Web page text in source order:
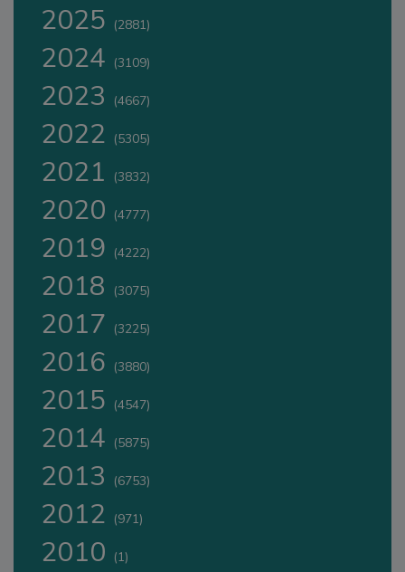
2025 (2881)
2024 (3109)
2023 (4667)
2022 (5305)
2021 (3832)
2020 (4777)
2019 (4222)
2018 (3075)
2017 (3225)
2016 (3880)
2015 (4547)
2014 (5875)
2013 (6753)
2012 (971)
2010 (1)